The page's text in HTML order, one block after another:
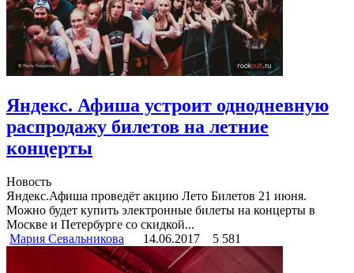
Яндекс. Афиша устроит однодневную
распродажу билетов на летние
концерты
Новость
Яндекс.Афиша проведёт акцию Лето Билетов 21 июня.
Можно будет купить электронные билеты на концерты в
Москве и Петербурге со скидкой...
Мария Севальникова
14.06.2017 5 581